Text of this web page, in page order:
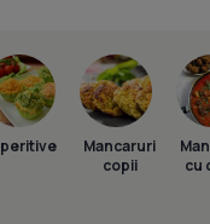
Mancaruri
copii
cu